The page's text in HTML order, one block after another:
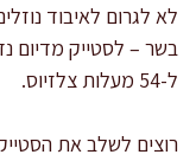
לא לגרום לאיבוד
בשר – לסטייק מדיום
ל-54 מעלות צלזיוס.
רוצים לשלב את